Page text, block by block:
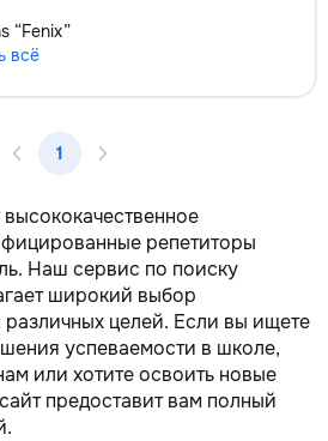
ne
și un
| WhatsApp
Deviz
timp și cu
Calitatea
“Fenix”
всё
1
репетиторы
Наш сервис по поиску
широкий выбор
целей. Если вы ищете
успеваемости в школе,
или хотите освоить новые
предоставит вам полный